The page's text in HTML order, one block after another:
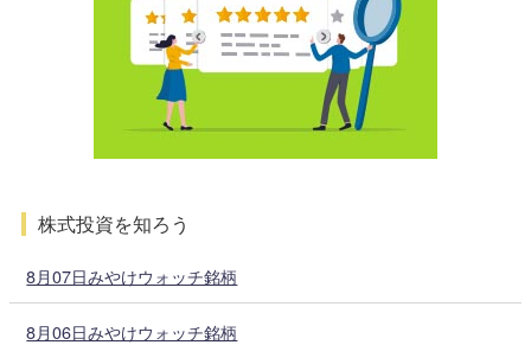
株式投資を知ろう
8月07日みやけウォッチ銘柄
8月06日みやけウォッチ銘柄